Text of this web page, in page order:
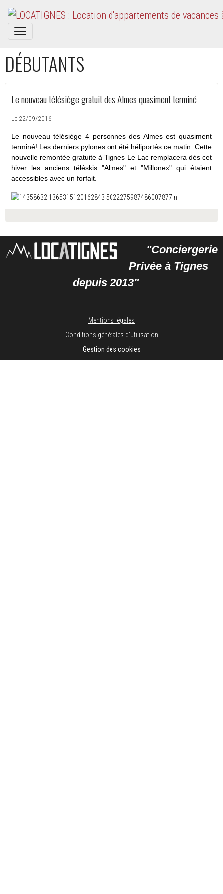
DÉBUTANTS
Le nouveau télésiège gratuit des Almes quasiment terminé
Le 22/09/2016
Le nouveau télésiège 4 personnes des Almes est quasiment
terminé! Les derniers pylones ont été héliportés ce matin. Cette
nouvelle remontée gratuite à Tignes Le Lac remplacera dès cet
hiver les anciens téléskis "Almes" et "Millonex" qui étaient
accessibles avec un forfait.
"Conciergerie
Privée à Tignes
depuis 2013"
Mentions légales
Conditions générales d'utilisation
Gestion des cookies